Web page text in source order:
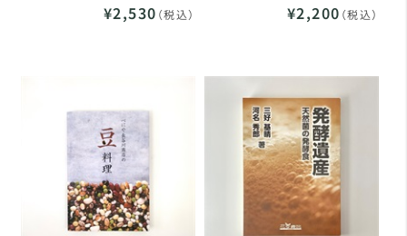
¥2,530 （税込） ¥2,200 （税込）